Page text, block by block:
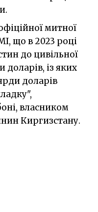
митної
що в 2023 році
до цивільної
доларів, із яких
доларів
власником
Киргизстану.